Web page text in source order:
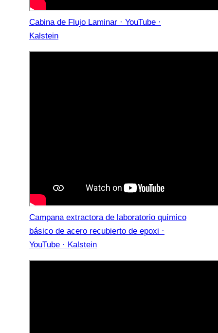
Cabina de Flujo Laminar · YouTube ·
Kalstein
Campana extractora de laboratorio químico
básico de acero recubierto de epoxi ·
YouTube · Kalstein